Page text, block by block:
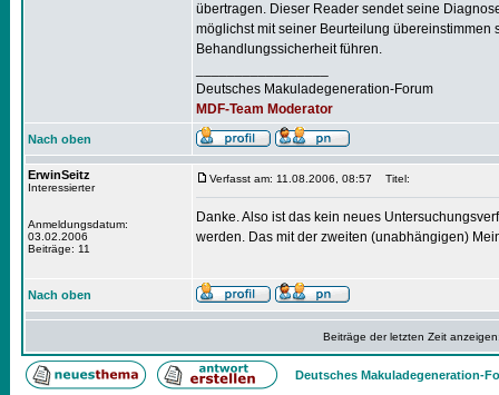
übertragen. Dieser Reader sendet seine
möglichst mit seiner Beurteilung
Behandlungssicherheit führen.
Deutsches Makuladegeneration-Forum
MDF-Team Moderator
Nach oben
ErwinSeitz
Interessierter
Anmeldungsdatum:
03.02.2006
Beiträge: 11
Verfasst am: 11.08.2006, 08:57 Titel:
Danke. Also ist das kein neues
werden. Das mit der zweiten (unabhängigen)
Nach oben
Beiträge der letzten Zeit
Deutsches Makuladegeneration-